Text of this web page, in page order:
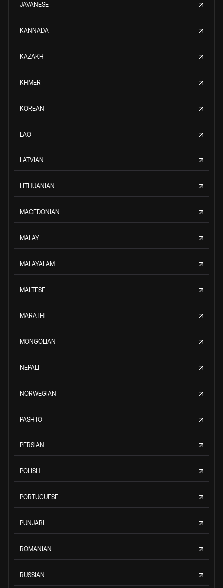
JAVANESE
KANNADA
KAZAKH
KHMER
KOREAN
LAO
LATVIAN
LITHUANIAN
MACEDONIAN
MALAY
MALAYALAM
MALTESE
MARATHI
MONGOLIAN
NEPALI
NORWEGIAN
PASHTO
PERSIAN
POLISH
PORTUGUESE
PUNJABI
ROMANIAN
RUSSIAN